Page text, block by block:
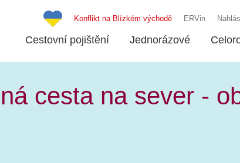
Konflikt na Blízkém východě ERVin
Cestovní pojištění Jednorázové
cesta na sever -